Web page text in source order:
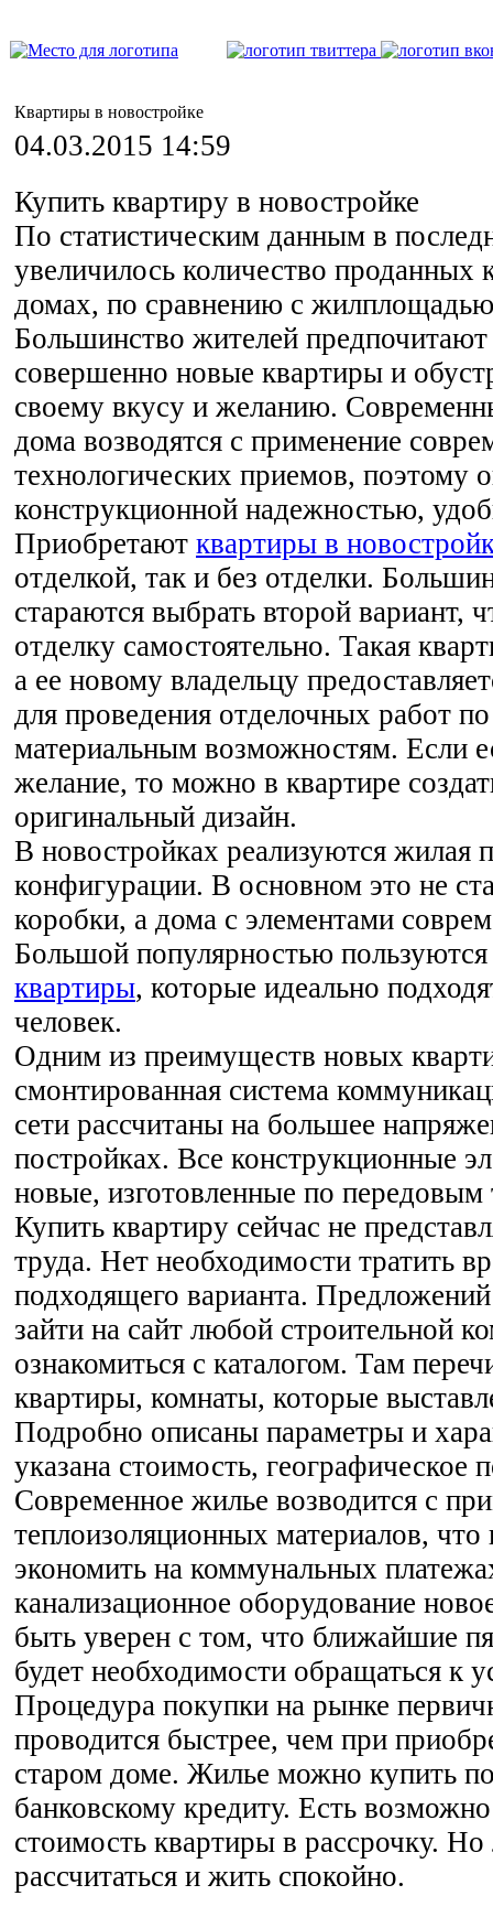
Квартиры в новостройке
04.03.2015 14:59
Купить квартиру в новостройке
По статистическим данным в
увеличилось количество проданных
домах, по сравнению с
Большинство жителей предпочитают
совершенно новые квартиры и
своему вкусу и желанию.
дома возводятся с применение
технологических приемов, поэтому
конструкционной надежностью,
Приобретают квартиры в
отделкой, так и без отделки.
стараются выбрать второй вариант,
отделку самостоятельно. Такая
а ее новому владельцу
для проведения отделочных работ
материальным возможностям. Если
желание, то можно в квартире
оригинальный дизайн.
В новостройках реализуются жилая
конфигурации. В основном это не
коробки, а дома с элементами
Большой популярностью
квартиры, которые идеально
человек.
Одним из преимуществ новых
смонтированная система
сети рассчитаны на большее
постройках. Все конструкционные
новые, изготовленные по передовым
Купить квартиру сейчас не
труда. Нет необходимости тратить
подходящего варианта.
зайти на сайт любой строительной
ознакомиться с каталогом. Там
квартиры, комнаты, которые
Подробно описаны параметры и
указана стоимость, географическое
Современное жилье возводится с
теплоизоляционных материалов,
экономить на коммунальных
канализационное оборудование
быть уверен с том, что ближайшие
будет необходимости обращаться к
Процедура покупки на рынке
проводится быстрее, чем при
старом доме. Жилье можно купить
банковскому кредиту. Есть
стоимость квартиры в рассрочку.
рассчитаться и жить спокойно.